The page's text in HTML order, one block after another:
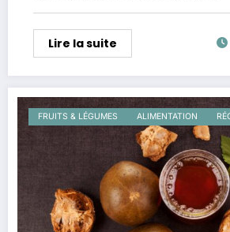
Lire la suite
FRUITS & LÉGUMES ALIMENTATION